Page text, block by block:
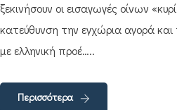
ξεκινήσουν οι εισαγωγές οίνων
κατεύθυνση την εγχώρια αγορά
με ελληνική προέ…..
Περισσότερα